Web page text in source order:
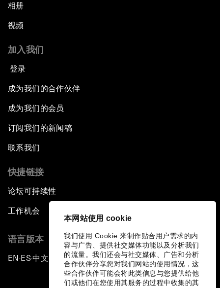
本网站使用 cookie
我们使用 Cookie 来制作贴合用户需求的内
容与广告、提供社交媒体功能以及分析我们
的流量。我们还会与社交媒体、广告和分析
合作伙伴分享您对我们网站的使用情况，这
些合作伙伴可能会将此类信息与您提供给他
们或他们在您使用其服务的过程中收集的其
相册
视频
加入我们
登录
成为我们的合作伙伴
成为我们的会员
订阅我们的新闻稿
联系我们
快捷链接
论坛可持续性
工作机会
语言版本
EN ▪ES▪中文▪ 日本語